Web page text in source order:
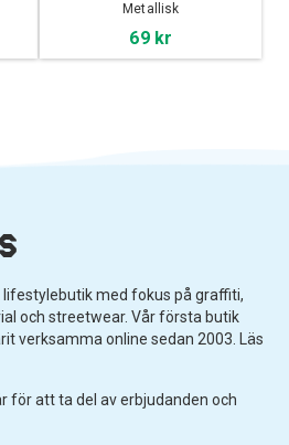
Metallisk
69 kr
med fokus på graffiti,
och streetwear. Vår första butik
verksamma online sedan 2003. Läs
för att ta del av erbjudanden och